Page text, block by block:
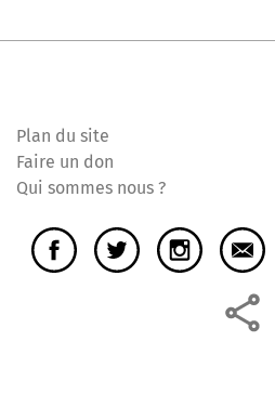
Plan du site
Faire un don
Qui sommes nous ?